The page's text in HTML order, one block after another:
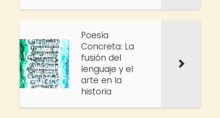
Poesía
Concreta: La
fusión del
lenguaje y el
arte en la
historia